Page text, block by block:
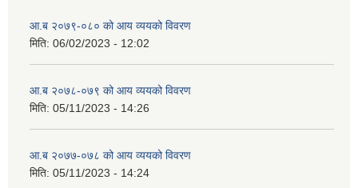
आ.ब २०७९-०८० को आय व्ययको विवरण
मिति: 06/02/2023 - 12:02
आ.ब २०७८-०७९ को आय व्ययको विवरण
मिति: 05/11/2023 - 14:26
आ.ब २०७७-०७८ को आय व्ययको विवरण
मिति: 05/11/2023 - 14:24